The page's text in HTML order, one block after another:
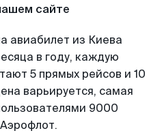
сайте
авиабилет из Киева
в году, каждую
5 прямых рейсов и 10
варьируется, самая
9000